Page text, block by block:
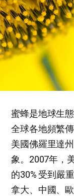
蜜蜂是地球生
全球各地頻繁
美國佛羅里達
象。2007年，
的30% 受到嚴
拿大、中國、